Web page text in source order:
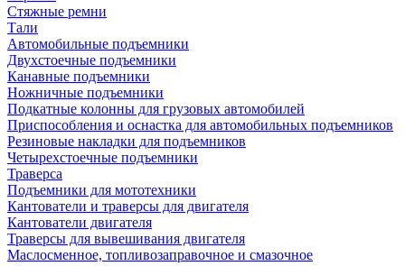
Стяжные ремни
Тали
Автомобильные подъемники
Двухстоечные подъемники
Канавные подъемники
Ножничные подъемники
Подкатные колонны для грузовых автомобилей
Приспособления и оснастка для автомобильных подъемников
Резиновые накладки для подъемников
Четырехстоечные подъемники
Траверса
Подъемники для мототехники
Кантователи и траверсы для двигателя
Кантователи двигателя
Траверсы для вывешивания двигателя
Маслосменное, топливозаправочное и смазочное